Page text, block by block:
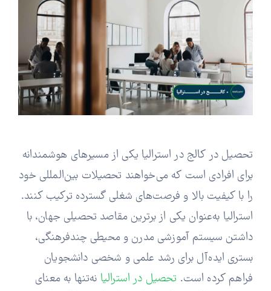
تحصیل در کالج در استرالیا یکی از مسیرهای هوشمندانه
برای افرادی است که می‌خواهند تحصیلات بین‌المللی خود
را با کیفیت بالا و فرصت‌های شغلی گسترده ترکیب کنند.
استرالیا به‌عنوان یکی از برترین مقاصد تحصیلی جهان، با
داشتن سیستم آموزشی مدرن و محیطی چندفرهنگی،
بستری ایده‌آل برای رشد علمی و شخصی دانشجویان
فراهم کرده است. تحصیل در استرالیا نه‌تنها به معنای